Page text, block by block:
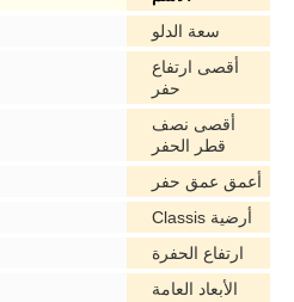
سعة الدلو
أقصى ارتفاع
حفر
أقصى نصف
قطر الحفر
أعمق عمق حفر
أرضية Classis
ارتفاع الحفرة
الأبعاد العامة